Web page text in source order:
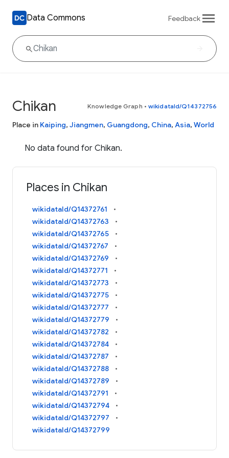
Data Commons Feedback
Chikan Knowledge Graph • wikidataId/Q14372756
Place in Kaiping, Jiangmen, Guangdong, China, Asia, World
No data found for Chikan.
Places in Chikan
wikidataId/Q14372761
wikidataId/Q14372763
wikidataId/Q14372765
wikidataId/Q14372767
wikidataId/Q14372769
wikidataId/Q14372771
wikidataId/Q14372773
wikidataId/Q14372775
wikidataId/Q14372777
wikidataId/Q14372779
wikidataId/Q14372782
wikidataId/Q14372784
wikidataId/Q14372787
wikidataId/Q14372788
wikidataId/Q14372789
wikidataId/Q14372791
wikidataId/Q14372794
wikidataId/Q14372797
wikidataId/Q14372799